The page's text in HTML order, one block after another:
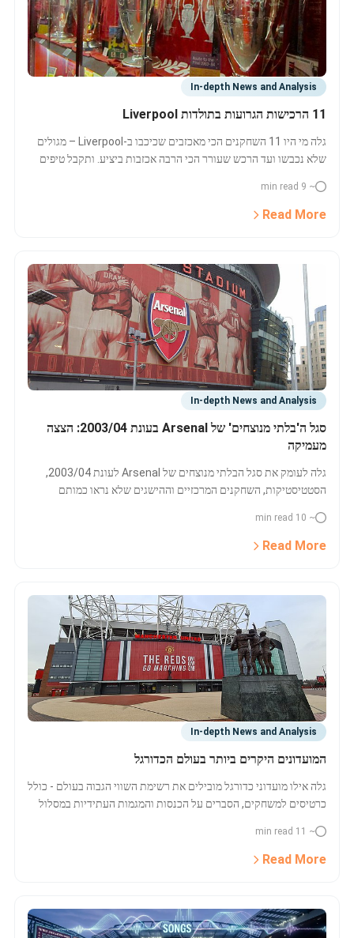
In-depth News and Analysis
11 הרכישות הגרועות בתולדות Liverpool
גלה מי היו 11 השחקנים הכי מאכזבים שכיכבו ב-Liverpool – מגולים
שלא נכבשו ועד הרכש שעורר הכי הרבה אכזבות ביציע. ותקבל טיפים
~ 9 min read
Read More
In-depth News and Analysis
סגל ה'בלתי מנוצחים' של Arsenal בעונת 2003/04: הצצה
מעמיקה
גלה לעומק את סגל הבלתי מנוצחים של Arsenal לעונת 2003/04,
הסטטיסטיקות, השחקנים המרכזיים וההישגים שלא נראו כמותם
הסיפור הזה.
~ 10 min read
Read More
In-depth News and Analysis
המועדונים היקרים ביותר בעולם הכדורגל
גלה אילו מועדוני כדורגל מובילים את רשימת השווי הגבוה בעולם - כולל
כרטיסים למשחקים, הסברים על הכנסות והמגמות העתידיות במסלול
~ 11 min read
Read More